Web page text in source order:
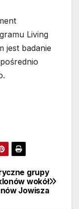
Living
jest badanie
grupy
wokół
Jowisza